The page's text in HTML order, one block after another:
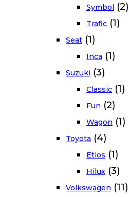
Symbol (2)
Trafic (1)
Seat (1)
Inca (1)
Suzuki (3)
Classic (1)
Fun (2)
Wagon (1)
Toyota (4)
Etios (1)
Hilux (3)
Volkswagen (11)